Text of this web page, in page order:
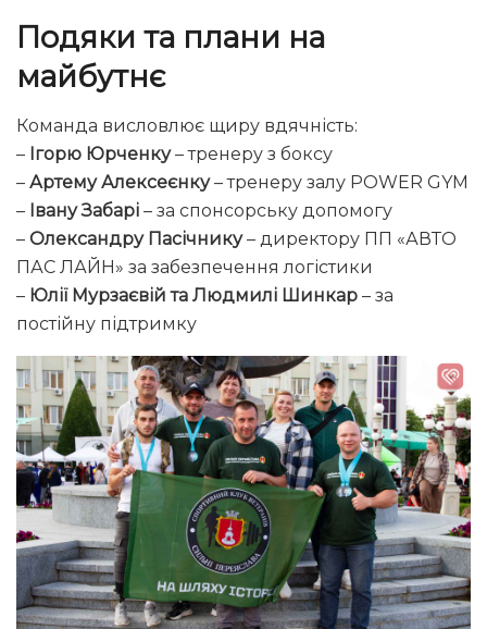
Подяки та плани на
майбутнє
Команда висловлює щиру вдячність:
– Ігорю Юрченку– тренеру з боксу
– Артему Алексеєнку– тренеру залу POWER GYM
– Івану Забарі – за спонсорську допомогу
– Олександру Пасічнику– директору ПП «АВТО
ПАС ЛАЙН» за забезпечення логістики
– Юлії Мурзаєвій та Людмилі Шинкар – за
постійну підтримку